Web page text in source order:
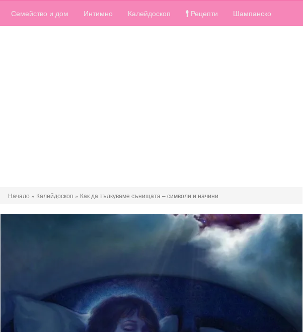
Семейство и дом Интимно Калейдоскоп Рецепти Шампанско
Начало » Калейдоскоп » Как да тълкуваме сънищата – символи и начини